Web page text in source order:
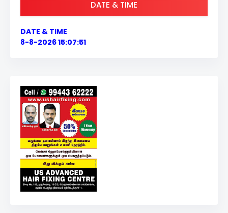
DATE & TIME
DATE & TIME
8-8-2026 15:07:51